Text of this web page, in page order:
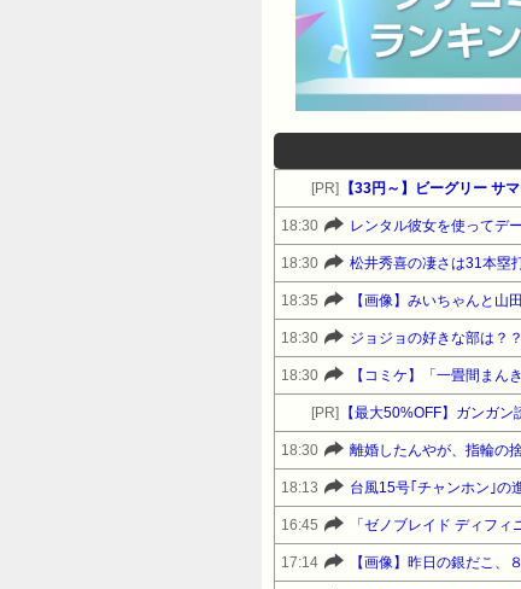
やなあって愚痴のスレなんだ
決めんの？ 子供育てるのは
>>150 非常識に対して愚痴
ID:C5k7BwSt0 >>69 ほんま
すぎや 87:風吹けば名無し
し 2017/05/13(土)
らん理屈で曲げることはでき
低さを無視してここで同情
めたりしないんだよなあ女を
どもを産み育てるのが目標で
ID:elahc8Ys0 女ってやっぱり
音 同じぐらい有能やったら
穴も埋められないクソ会社で
もそも妊娠報告から産休入る
まさか明日から産休とか言う
ではない 90:風吹けば名無し
風吹けば名無し 2017/05/13(
[PR] 【33円～】ビーグリー サ
18:30 レンタル彼女を使ってデ
18:30 松井秀喜の凄さは31本塁
18:35 【画像】みいちゃんと山
18:30 ジョジョの好きな部は？
18:30 【コミケ】「一畳間まん
[PR]
18:30 離婚したんやが、指輪の
18:13 台風15号｢チャンホン｣の
16:45 「ゼノブレイド ディフ
17:14 【画像】昨日の銀だこ、